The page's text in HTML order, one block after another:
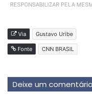
RESPONSABILIZAR PELA
Via Gustavo Uribe
Fonte CNN BRASIL
Deixe um comentário